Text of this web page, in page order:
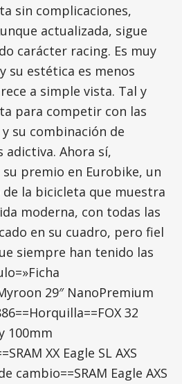
sin complicaciones,
actualizada, sigue
carácter racing. Es muy
su estética es menos
a simple vista. Tal y
para competir con las
su combinación de
adictiva. Ahora sí,
premio en Eurobike, un
la bicicleta que muestra
moderna, con todas las
en su cuadro, pero fiel
siempre han tenido las
29″ NanoPremium
32
100mm
XX Eagle SL AXS
cambio==SRAM Eagle AXS